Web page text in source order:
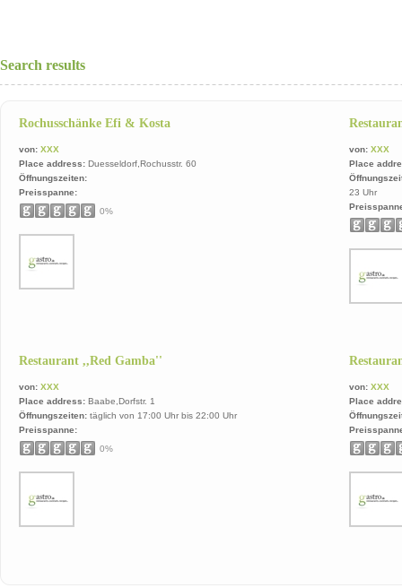
Search results
Rochusschänke Efi & Kosta
von: XXX
Place address: Duesseldorf,Rochusstr. 60
Öffnungszeiten:
Preisspanne:
0%
von: XXX
Place
23 Uhr
Restaurant ,,Red Gamba''
von: XXX
Place address: Baabe,Dorfstr. 1
Öffnungszeiten: täglich von 17:00 Uhr bis 22:00 Uhr
Preisspanne:
0%
von: XXX
Place